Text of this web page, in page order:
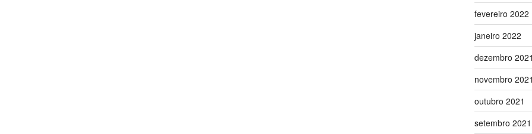
fevereiro 2022
janeiro 2022
dezembro
novembro
outubro 2021
setembro 2021